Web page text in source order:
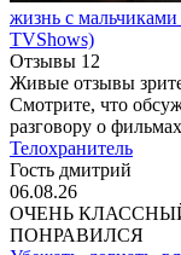
жизнь с мальчиками
TVShows)
Отзывы 12
Живые отзывы
Смотрите, что
разговору о
Телохранитель
Гость дмитрий
06.08.26
ОЧЕНЬ
ПОНРАВИЛСЯ